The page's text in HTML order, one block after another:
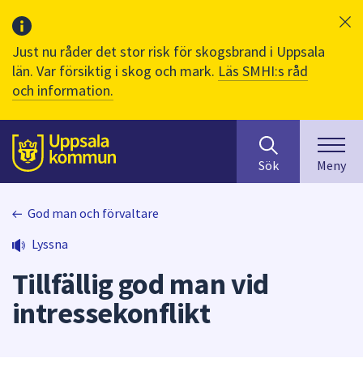
Just nu råder det stor risk för skogsbrand i Uppsala
län. Var försiktig i skog och mark. Läs SMHI:s råd
och information.
Till sidans
huvudinnehåll
efter
innehåll
på
skriva
Sök Meny
God man och förvaltare
Lyssna
Tillfällig god man vid
intressekonflikt